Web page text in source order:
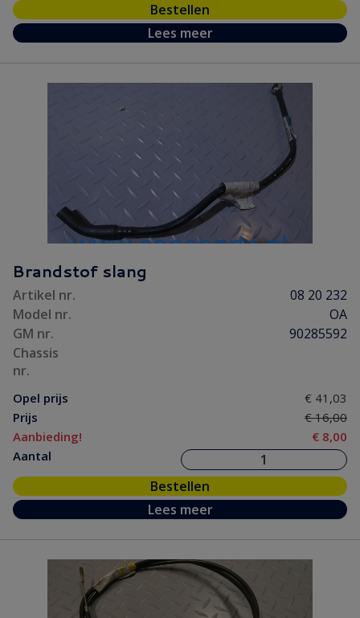
Bestellen
Lees meer
Brandstof slang
Artikel nr.
08 20 232
Model nr.
OA
GM nr.
90285592
Chassis
nr.
Opel prijs
€ 41,03
Prijs
€ 16,00
Aanbieding!
€ 8,00
Aantal
Bestellen
Lees meer